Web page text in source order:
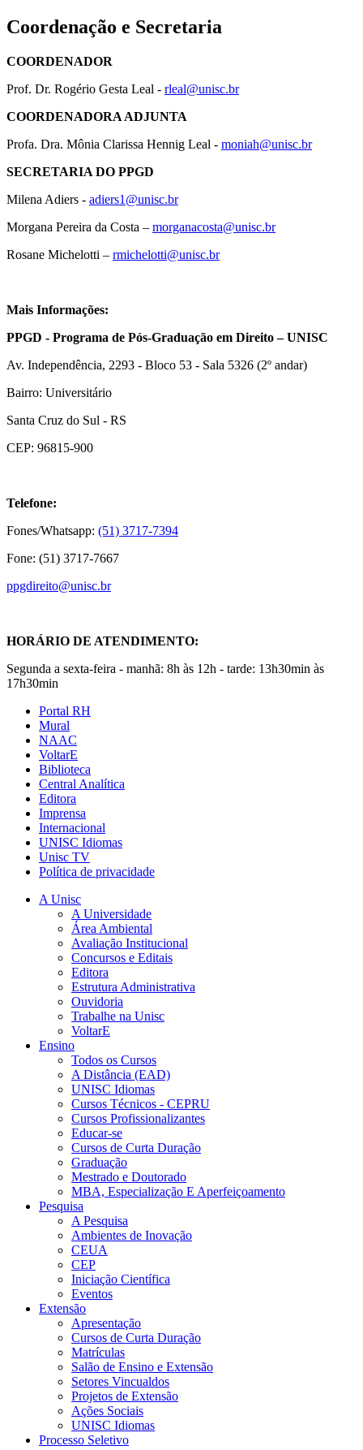
Coordenação e Secretaria
COORDENADOR
Prof. Dr. Rogério Gesta Leal - rleal@unisc.br
COORDENADORA ADJUNTA
Profa. Dra. Mônia Clarissa Hennig Leal - moniah@unisc.br
SECRETARIA DO PPGD
Milena Adiers - adiers1@unisc.br
Morgana Pereira da Costa – morganacosta@unisc.br
Rosane Michelotti – rmichelotti@unisc.br
Mais Informações:
PPGD - Programa de Pós-Graduação em Direito – UNISC
Av. Independência, 2293 - Bloco 53 - Sala 5326 (2º andar)
Bairro: Universitário
Santa Cruz do Sul - RS
CEP: 96815-900
Telefone:
Fones/Whatsapp: (51) 3717-7394
Fone: (51) 3717-7667
ppgdireito@unisc.br
HORÁRIO DE ATENDIMENTO:
Segunda a sexta-feira - manhã: 8h às 12h - tarde: 13h30min às
17h30min
Portal RH
Mural
NAAC
VoltarE
Biblioteca
Central Analítica
Editora
Imprensa
Internacional
UNISC Idiomas
Unisc TV
Política de privacidade
A Unisc
A Universidade
Área Ambiental
Avaliação Institucional
Concursos e Editais
Editora
Estrutura Administrativa
Ouvidoria
Trabalhe na Unisc
VoltarE
Ensino
Todos os Cursos
A Distância (EAD)
UNISC Idiomas
Cursos Técnicos - CEPRU
Cursos Profissionalizantes
Educar-se
Cursos de Curta Duração
Graduação
Mestrado e Doutorado
MBA, Especialização E Aperfeiçoamento
Pesquisa
A Pesquisa
Ambientes de Inovação
CEUA
CEP
Iniciação Científica
Eventos
Extensão
Apresentação
Cursos de Curta Duração
Matrículas
Salão de Ensino e Extensão
Setores Vincualdos
Projetos de Extensão
Ações Sociais
UNISC Idiomas
Processo Seletivo